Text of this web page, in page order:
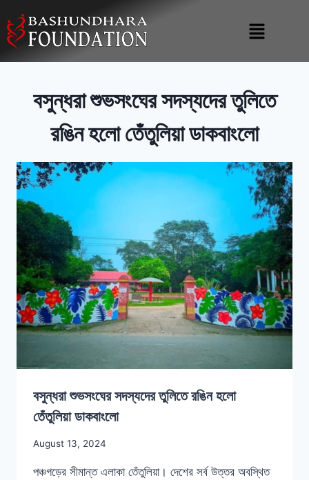
বসুন্ধরা শুভসংঘের সদস্যদের তুলিতে
রঙিন হলো তেঁতুলিয়া ডাকবাংলো
বসুন্ধরা শুভসংঘের সদস্যদের তুলিতে রঙিন হলো
তেঁতুলিয়া ডাকবাংলো
August 13, 2024
পঞ্চগড়ের সীমান্ত এলাকা তেঁতুলিয়া। দেশের সর্ব উত্তর অবস্থিত